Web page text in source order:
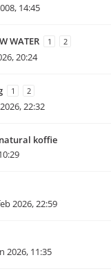
14:45
WATER 1 2
20:24
1 2
22:32
koffie
2026, 22:59
2026, 11:35